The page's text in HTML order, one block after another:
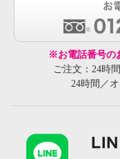
※お電話番号の
ご注文：24時
24時間／